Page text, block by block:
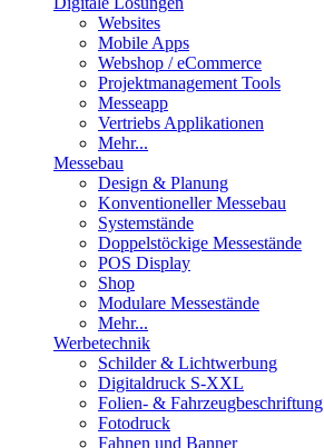
Websites
Mobile Apps
Webshop / eCommerce
Projektmanagement Tools
Messeapp
Vertriebs Applikationen
Mehr...
Messebau
Design & Planung
Konventioneller Messebau
Systemstände
Doppelstöckige Messestände
POS Display
Shop
Modulare Messestände
Mehr...
Werbetechnik
Schilder & Lichtwerbung
Digitaldruck S-XXL
Folien- & Fahrzeugbeschriftung
Fotodruck
Fahnen und Banner